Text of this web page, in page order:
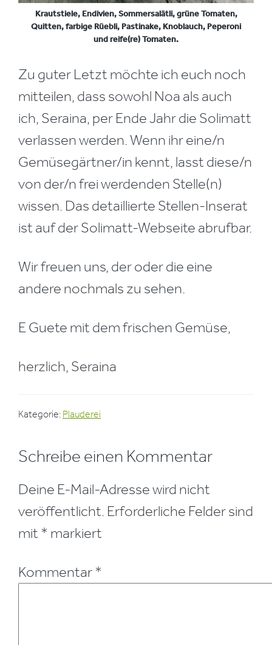
Krautstiele, Endivien, Sommersalätli, grüne Tomaten,
Quitten, farbige Rüebli, Pastinake, Knoblauch, Peperoni
und reife(re) Tomaten.
Zu guter Letzt möchte ich euch noch
mitteilen, dass sowohl Noa als auch
ich, Seraina, per Ende Jahr die Solimatt
verlassen werden. Wenn ihr eine/n
Gemüsegärtner/in kennt, lasst diese/n
von der/n frei werdenden Stelle(n)
wissen. Das detaillierte Stellen-Inserat
ist auf der Solimatt-Webseite abrufbar.
Wir freuen uns, der oder die eine
andere nochmals zu sehen.
E Guete mit dem frischen Gemüse,
herzlich, Seraina
Kategorie: Plauderei
Leser-
Schreibe einen Kommentar
Deine E-Mail-Adresse wird nicht
veröffentlicht. Erforderliche Felder sind
mit * markiert
Kommentar *